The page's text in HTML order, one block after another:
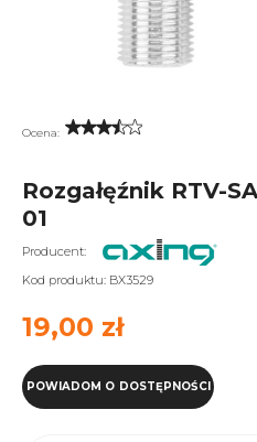
Ocena:
Rozgałęźnik RTV-
01
Producent:
Kod produktu: BX3529
19,00 zł
POWIADOM O DOSTĘPNOŚCI